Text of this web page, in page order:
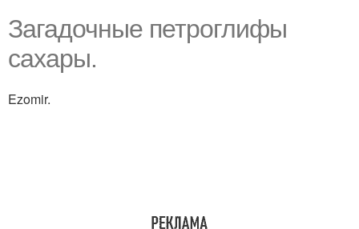
Загадочные петроглифы
сахары.
Ezomir.